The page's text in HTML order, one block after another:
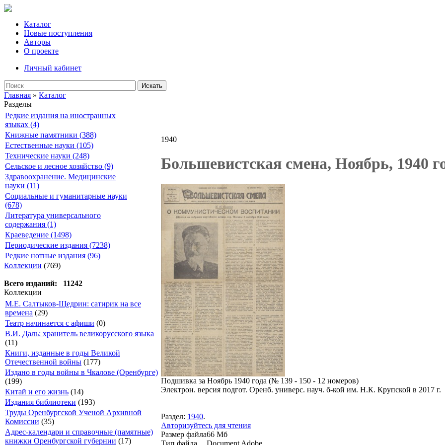
Каталог
Новые поступления
Авторы
О проекте
Личный кабинет
Искать
Главная » Каталог
Разделы
Редкие издания на иностранных
языках (4)
Книжные памятники (388)
Естественные науки (105)
Технические науки (248)
Сельское и лесное хозяйство (9)
Здравоохранение. Медицинские
науки (11)
Социальные и гуманитарные науки
(678)
Литература универсального
содержания (1)
Краеведение (1498)
Периодические издания (7238)
Редкие нотные издания (96)
Коллекции (769)
Всего изданий: 11242
Коллекции
М.Е. Салтыков-Щедрин: сатирик на все
времена (29)
Театр начинается с афиши (0)
В.И. Даль: хранитель великорусского языка
(11)
Книги, изданные в годы Великой
Отечественной войны (177)
Издано в годы войны в Чкалове (Оренбурге)
(199)
Китай и его жизнь (14)
Издания библиотеки (193)
Труды Оренбургской Ученой Архивной
Комиссии (35)
Адрес-календари и справочные (памятные)
книжки Оренбургской губернии (17)
1940
Большевистская смена, Ноябрь, 1940
Подшивка за Ноябрь 1940 года (№ 139 - 150 - 12 номеров)
Электрон. версия подгот. Оренб. универс. науч. б-кой им. Н.К. Крупской в 2017 г.
Раздел: 1940.
Авторизуйтесь для чтения
Размер файла66 Мб
Тип файла
Document Adobe